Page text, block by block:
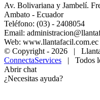
Av. Bolivariana y Jambelí.
Ambato - Ecuador
Teléfono: (03) - 2408054
Email:
Web: www.llantafacil.com.ec
© Copyright - 2026 | Llanta
ConnectaServices | Todos
Abrir chat
¿Necesitas ayuda?